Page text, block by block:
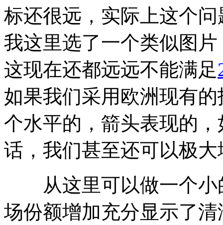
标还很远，实际上这个
我这里选了一个类似图
这现在还都远远不能满足
如果我们采用欧洲现有
个水平的，箭头表现的
话，我们甚至还可以极大
从这里可以做一个小
场份额增加充分显示了